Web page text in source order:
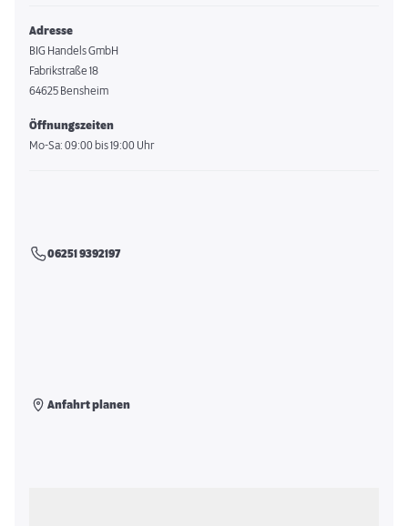
Adresse
BIG Handels GmbH
Fabrikstraße 18
64625 Bensheim
Öffnungszeiten
Mo-Sa: 09:00 bis 19:00 Uhr
06251 9392197
Anfahrt planen